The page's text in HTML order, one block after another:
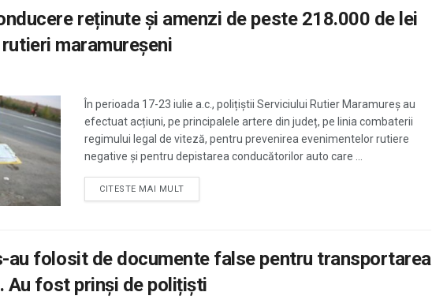
reținute și amenzi de peste 218.000 de lei
maramureșeni
În perioada 17-23 iulie a.c., polițiștii Serviciului Rutier Maramureș au
efectuat acțiuni, pe principalele artere din județ, pe linia combaterii
regimului legal de viteză, pentru prevenirea evenimentelor rutiere
negative și pentru depistarea conducătorilor auto care ...
CITESTE MAI MULT
au folosit de documente false pentru transportarea
Au fost prinși de polițiști